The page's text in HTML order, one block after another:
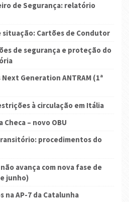
de Segurança: relatório
situação: Cartões de Condutor
de segurança e proteção do
Generation ANTRAM (1ª
à circulação em Itália
Checa – novo OBU
procedimentos do
avança com nova fase de
junho)
na AP-7 da Catalunha